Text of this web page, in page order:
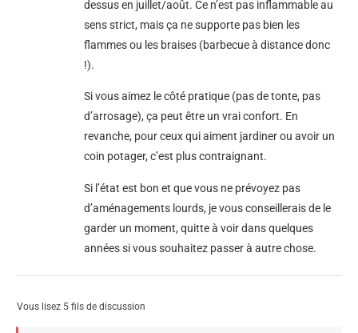
dessus en juillet/août. Ce n’est pas inflammable au
sens strict, mais ça ne supporte pas bien les
flammes ou les braises (barbecue à distance donc
!).
Si vous aimez le côté pratique (pas de tonte, pas
d’arrosage), ça peut être un vrai confort. En
revanche, pour ceux qui aiment jardiner ou avoir un
coin potager, c’est plus contraignant.
Si l’état est bon et que vous ne prévoyez pas
d’aménagements lourds, je vous conseillerais de le
garder un moment, quitte à voir dans quelques
années si vous souhaitez passer à autre chose.
Vous lisez 5 fils de discussion